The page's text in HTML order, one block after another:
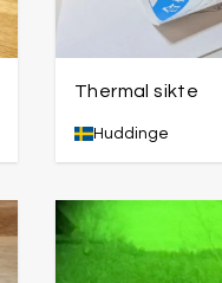
Thermal sikte
Huddinge